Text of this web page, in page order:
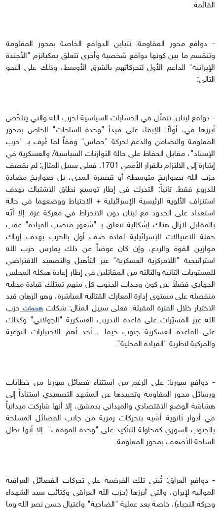
القائمة.
- دوافع محور المقاومة: تتباين الدوافع الخاصة بمحور المقاومة
وتنقسم ما بين كونها دوافع شخصية وأخرى تتعلق بمكيانزم "الأجندة
الإيرانية" الداعم الأول لتحركاتهم بالشرق الأوسط، وذلك على النحو
التالي:
- دوافع لبنان: تتمثّل في الحسابات السياسية لحزب الله والتي يتلخّص
أبرزها في، أولاً: الإبقاء على مبدأ "وحدة الساحات" الخاص بمحور
المقاومة والتضامن والدعم لحركة "حماس" وفقاً لما عُرف بـ "حرب
الإسناد"، مقابل الحفاظ على حالة التوازنات السياسية/ والعسكرية في
إشارة إلى الالتزام بالقرار الأممي 1701. فعلى سبيل المثال: لم يقصف
حزب الله بصواريخ متوسطة أو قصيرة المدى، بل صواريخ مضادة
للدروع فقط. ثانياً: التحرك في إطار توسيع نطاق الاشتباك بهدف
استنزاف الألوية الرئيسية الإسرائيلية + الاحتياط ووضعهما في حالة
استعداد على الحدود مع لبنان دون الانخراط في معركة غزة. إلا أنّه
بالمقابل لازال هناك إشكالية تتعلق بـ "شغور منصب القيادة" عقب
حملة الاغتيالات الإسرائيلية لقادة صف أول بالحزب بهدف إرباك
موازين القوة والردع، وإن كان عوضاً عن ذلك يمارس حزب الله
استراتيجية "اللامركزية العسكرية" عبر التأهيل والتصعيد الافتراضي
للمستويات الثانية والثالثة من المقاتلين في إطار إعادة هيكلة المجلس
الجهادي فضلاً عن كون وحدات الجنوب كل منهم تمتلك قيادة محلية
منفصلة على مستوى إدارة المعارك القتالية المباشرة، وهو الرهان قيد
الاختبار خلال الفترة المقبلة. فعلى سبيل المثال: شكلتهجمات حزب
الله عبر المسيّرات على قاعدة التدريب العسكرية "الجولاني" وكذلك
على القاعدة العسكرية جنوب حيفا ، أحد أهم الاختبارات النوعية
والمركبة لنظرية "القيادة المحلية".
- دوافع سوريا: على الرغم من استثناء فصائل سوريا من خطابات
ورسائل محور المقاومة وتحييدها عن المشهد التصعيدي استناداً إلى
هشاشة الوضع الاقتصادي والميداني بدمشق، إلا أنها شاركت ميدانياً
في أدوار ثانوية أشبه بتحركات رمزية من جانب الفصائل المسلحة
بالجنوب السوري كمحاولة للتأكيد على "وحدة الموقف". إلا أنها تظل
الساحة الأضعف بمحور المقاومة.
- دوافع العراق: تُبنى تلك الفرضية على تحركات الفصائل العراقية
الموالية لإيران، والتي أبرزها (حزب الله العراقي وكتائب سيد الشهداء
وحركة النجباء)، خاصة بعد عملية "الضاحية" واغتيال حسن نصر الله وما